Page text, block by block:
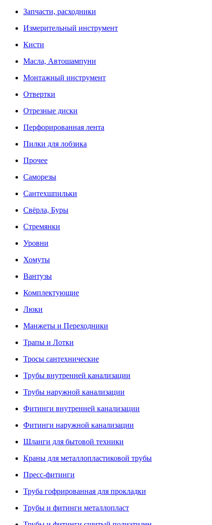
Запчасти, расходники
Измерительный инструмент
Кисти
Масла, Автошампуни
Монтажный инструмент
Отвертки
Отрезные диски
Перфорированная лента
Пилки для лобзика
Прочее
Саморезы
Сантехшпильки
Свёрла, Буры
Стремянки
Уровни
Хомуты
Вантузы
Комплектующие
Люки
Манжеты и Переходники
Трапы и Лотки
Тросы сантехнические
Трубы внутренней канализации
Трубы наружной канализации
Фитинги внутренней канализации
Фитинги наружной канализации
Шланги для бытовой техники
Краны для металлопластиковой трубы
Пресс-фитинги
Труба гофрированная для прокладки
Трубы и фитинги металлопласт